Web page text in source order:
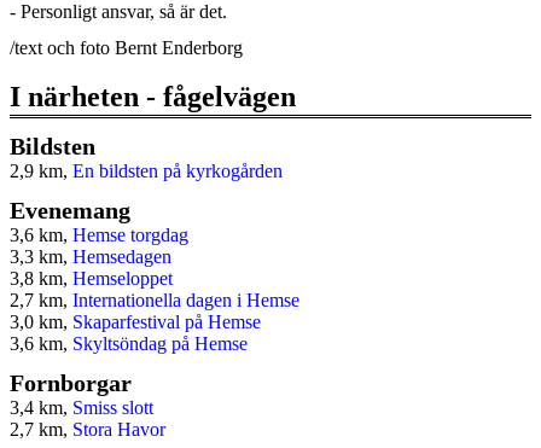
- Personligt ansvar, så är det.
/text och foto Bernt Enderborg
I närheten - fågelvägen
Bildsten
2,9 km, En bildsten på kyrkogården
Evenemang
3,6 km, Hemse torgdag
3,3 km, Hemsedagen
3,8 km, Hemseloppet
2,7 km, Internationella dagen i Hemse
3,0 km, Skaparfestival på Hemse
3,6 km, Skyltsöndag på Hemse
Fornborgar
3,4 km, Smiss slott
2,7 km, Stora Havor